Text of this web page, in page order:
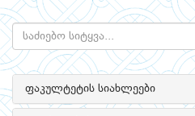
ფაკულტეტის სიახლეები